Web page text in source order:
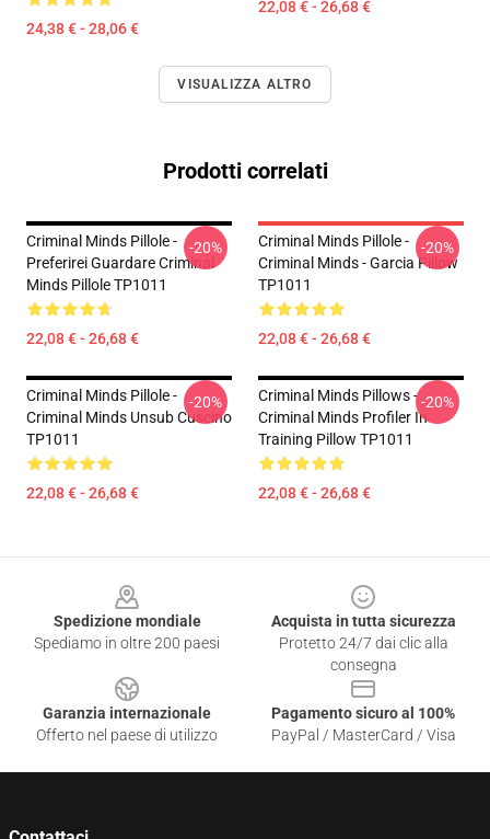
24,38 € - 28,06 €
22,08 € - 26,68 €
VISUALIZZA ALTRO
Prodotti correlati
Criminal Minds Pillole -
Preferirei Guardare Criminal
Minds Pillole TP1011
22,08 € - 26,68 €
-20%
Criminal Minds Pillole -
Criminal Minds - Garcia Pillow
TP1011
22,08 € - 26,68 €
-20%
Criminal Minds Pillole -
Criminal Minds Unsub Cuscino
TP1011
22,08 € - 26,68 €
-20%
Criminal Minds Pillows -
Criminal Minds Profiler In
Training Pillow TP1011
22,08 € - 26,68 €
-20%
Spedizione mondiale
Spediamo in oltre 200 paesi
Acquista in tutta sicurezza
Protetto 24/7 dai clic alla
consegna
Garanzia internazionale
Offerto nel paese di utilizzo
Pagamento sicuro al 100%
PayPal / MasterCard / Visa